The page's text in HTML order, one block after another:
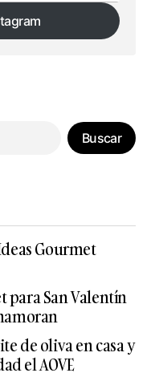
Buscar
Gourmet
para San Valentín
de oliva en casa y
el AOVE